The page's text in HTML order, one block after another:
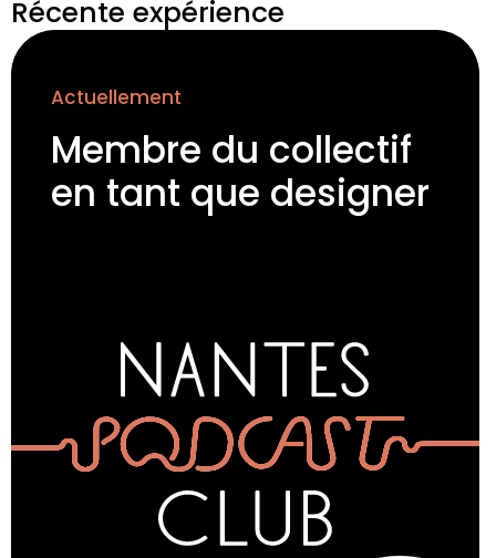
Récente expérience
Actuellement
Membre du collectif
en tant que designer